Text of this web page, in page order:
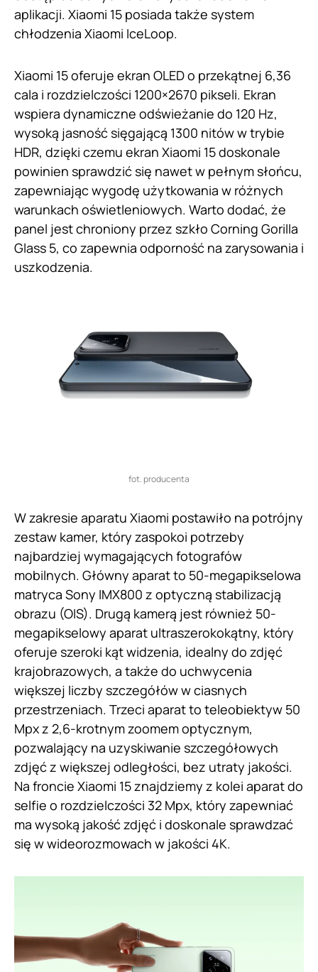
aplikacji. Xiaomi 15 posiada także system
chłodzenia Xiaomi IceLoop.
Xiaomi 15 oferuje ekran OLED o przekątnej 6,36
cala i rozdzielczości 1200×2670 pikseli. Ekran
wspiera dynamiczne odświeżanie do 120 Hz,
wysoką jasność sięgającą 1300 nitów w trybie
HDR, dzięki czemu ekran Xiaomi 15 doskonale
powinien sprawdzić się nawet w pełnym słońcu,
zapewniając wygodę użytkowania w różnych
warunkach oświetleniowych. Warto dodać, że
panel jest chroniony przez szkło Corning Gorilla
Glass 5, co zapewnia odporność na zarysowania i
uszkodzenia.
fot. producenta
W zakresie aparatu Xiaomi postawiło na potrójny
zestaw kamer, który zaspokoi potrzeby
najbardziej wymagających fotografów
mobilnych. Główny aparat to 50-megapikselowa
matryca Sony IMX800 z optyczną stabilizacją
obrazu (OIS). Drugą kamerą jest również 50-
megapikselowy aparat ultraszerokokątny, który
oferuje szeroki kąt widzenia, idealny do zdjęć
krajobrazowych, a także do uchwycenia
większej liczby szczegółów w ciasnych
przestrzeniach. Trzeci aparat to teleobiektyw 50
Mpx z 2,6-krotnym zoomem optycznym,
pozwalający na uzyskiwanie szczegółowych
zdjęć z większej odległości, bez utraty jakości.
Na froncie Xiaomi 15 znajdziemy z kolei aparat do
selfie o rozdzielczości 32 Mpx, który zapewniać
ma wysoką jakość zdjęć i doskonale sprawdzać
się w wideorozmowach w jakości 4K.